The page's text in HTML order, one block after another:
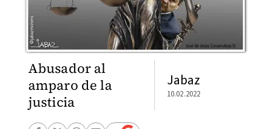
Abusador al
amparo de la
justicia
Jabaz
10.02.2022